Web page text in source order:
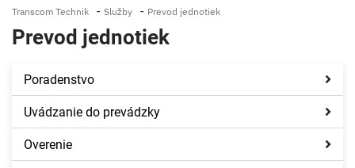
Transcom Technik - Služby - Prevod jednotiek
Prevod jednotiek
Poradenstvo
Uvádzanie do prevádzky
Overenie